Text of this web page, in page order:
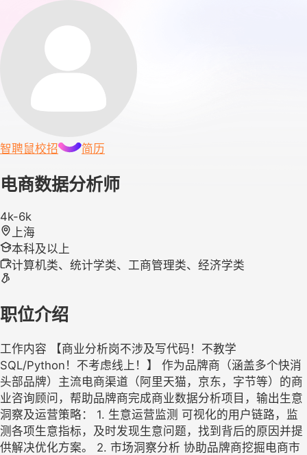
智聘鼠校招 简历
电商数据分析师
4k-6k
上海
本科及以上
计算机类、统计学类、工商管理类、经济学类
职位介绍
工作内容 【商业分析岗不涉及写代码！不教学
SQL/Python！不考虑线上！】 作为品牌商（涵盖多个快消
头部品牌）主流电商渠道（阿里天猫，京东，字节等）的商
业咨询顾问，帮助品牌商完成商业数据分析项目，输出生意
洞察及运营策略： 1. 生意运营监测 可视化的用户链路，监
测各项生意指标，及时发现生意问题，找到背后的原因并提
供解决优化方案。 2. 市场洞察分析 协助品牌商挖掘电商市